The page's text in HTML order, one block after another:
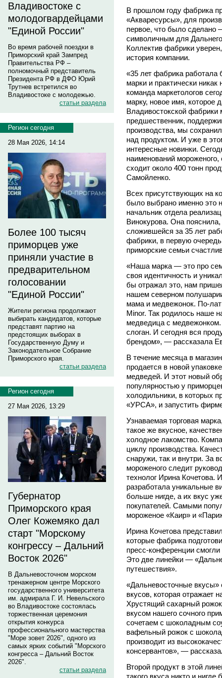
Владивостоке с
молодогвардейцами
"Единой России"
Во время рабочей поездки в
Приморский край Зампред
Правительства РФ –
полномочный представитель
Президента РФ в ДФО Юрий
Трутнев встретился во
Владивостоке с молодежью.
статьи раздела
Регион сегодня
28 Мая 2026, 14:14
Более 100 тысяч
приморцев уже
приняли участие в
предварительном
голосовании
"Единой России"
Жители региона продолжают
выбирать кандидатов, которые
представят партию на
предстоящих выборах в
Государственную Думу и
Законодательное Собрание
Приморского края.
статьи раздела
Регион сегодня
27 Мая 2026, 13:29
Губернатор
Приморского края
Олег Кожемяко дал
старт "Морскому
конгрессу – Дальний
Восток 2026"
В Дальневосточном морском
тренажерном центре Морского
государственного университета
им. адмирала Г. И. Невельского
во Владивостоке состоялась
торжественная церемония
открытия конкурса
профессионального мастерства
"Море зовет 2026", одного из
самых ярких событий "Морского
конгресса – Дальний Восток
2026".
статьи раздела
В прошлом году фабрика
«Акваресурсы», для
первое, что было сделано
символичным для
Коллектив фабрики
история компании.
«35 лет фабрика работала
марки и практически
команда маркетологов
марку, новое имя, которое
Владивостокской фабрики
предшественник,
производства, мы
над продуктом. И уже в
интересные новинки.
наименований
сходит около 400 тонн
Самойленко.
Всех присутствующих на
было выбрано именно это
начальник отдела
Винокурова. Она
сложившейся за 35 лет
фабрики, в первую
приморские семьи
«Наша марка — это про
своя идентичность и
бы отражал это, нам
нашем северном
мама и медвежонок. По-
Minor. Так родилось наше
медведица с
слоган. И сегодня вся
брендом», — рассказала
В течение месяца в
продается в новой
медведей. И этот новый
популярностью у
холодильники, в которых
«УРСА», и запустить
Узнаваемая торговая
такое же вкусное,
холодное лакомство.
циклу производства.
снаружи, так и внутри. За
мороженого следит
технолог Ирина Кочетова.
разработала уникальные
больше нигде, а их вкус
покупателей. Самыми
мороженое «Каир» и
Ирина Кочетова
которые фабрика
пресс-конференции смогли
Это две линейки —
путешествия».
«Дальневосточные вкусы»
вкусов, которая отражает
Хрустящий сахарный
вкусом нашего сочного
сочетаем с шоколадным
вафельный рожок с
производит из
консервантов», —
Второй продукт в этой
такого вкуса никто и